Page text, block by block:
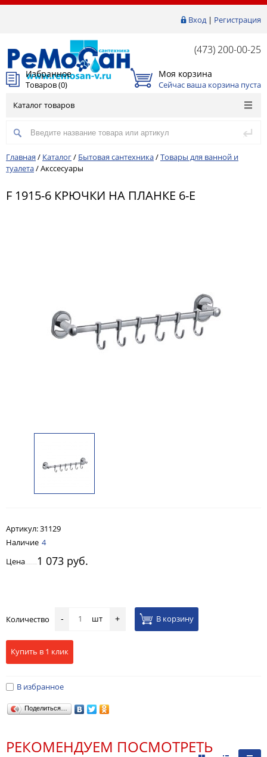
Вход| Регистрация
(473) 200-00-25
Избранное
Товаров (0)
Моя корзина
Сейчас ваша корзина пуста
Каталог товаров
Главная / Каталог/ Бытовая сантехника/Товары для ванной и
туалета/Акссесуары
F 1915-6 КРЮЧКИ НА ПЛАНКЕ 6-Е
Артикул:31129
Наличие 4
Цена
1 073 руб.
Количество - шт + В корзину
Купить в 1 клик
В избранное
Поделиться…
РЕКОМЕНДУЕМ ПОСМОТРЕТЬ